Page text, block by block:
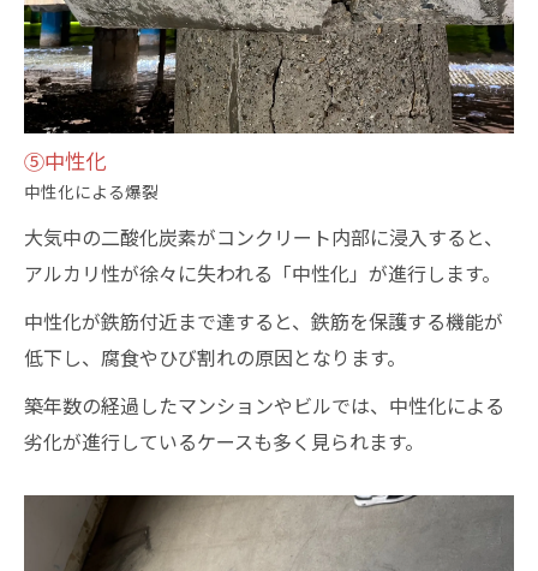
⑤中性化
中性化による爆裂
大気中の二酸化炭素がコンクリート内部に浸入すると、
アルカリ性が徐々に失われる「中性化」が進行します。
中性化が鉄筋付近まで達すると、鉄筋を保護する機能が
低下し、腐食やひび割れの原因となります。
築年数の経過したマンションやビルでは、中性化による
劣化が進行しているケースも多く見られます。